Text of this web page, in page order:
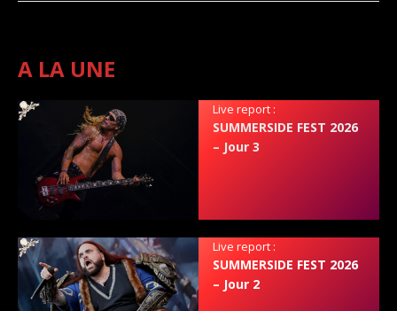
A LA UNE
Live report :
SUMMERSIDE FEST 2026
– Jour 3
Live report :
SUMMERSIDE FEST 2026
– Jour 2